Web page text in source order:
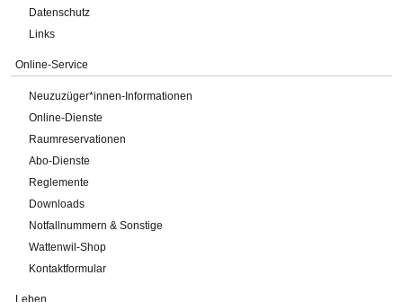
Datenschutz
Links
Online-Service
Neuzuzüger*innen-Informationen
Online-Dienste
Raumreservationen
Abo-Dienste
Reglemente
Downloads
Notfallnummern & Sonstige
Wattenwil-Shop
Kontaktformular
Leben